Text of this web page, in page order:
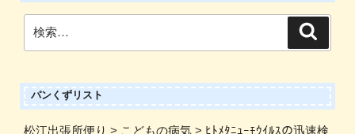
イ
ブ
索:
パンくずリスト
松江出張所便り > こどもの病気 > ﾋﾄﾒﾀﾆｭｰﾓｳｲﾙｽの迅速検